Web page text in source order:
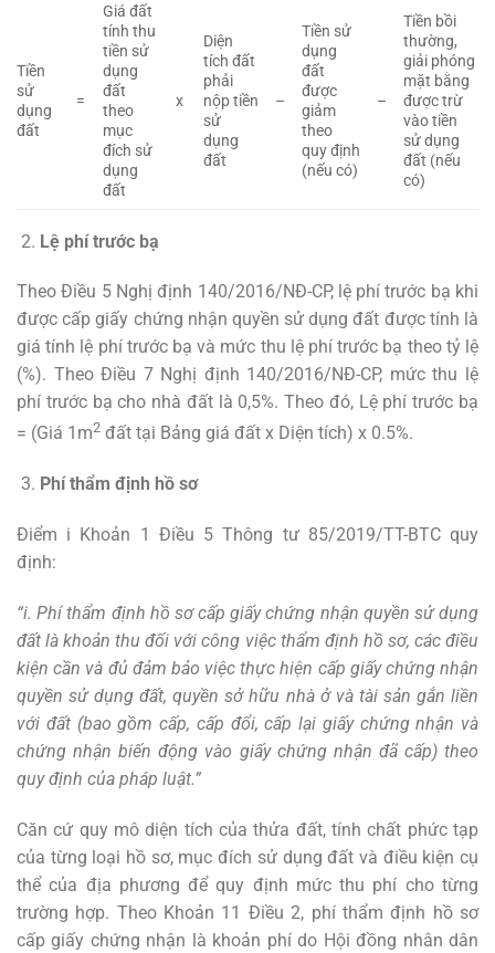
Tiền
sử
dụng
đất
=
Giá đất
tính thu
tiền sử
dụng
đất
theo
mục
đích sử
dụng
đất
x
Diện
tích đất
phải
nộp tiền
sử
dụng
đất
–
Tiền sử
dụng
đất
được
giảm
theo
quy định
(nếu có)
–
Tiền bồi
thường,
giải phóng
mặt bằng
được trừ
vào tiền
sử dụng
đất (nếu
có)
Lệ phí trước bạ
Theo Điều 5 Nghị định 140/2016/NĐ-CP, lệ phí trước bạ khi
được cấp giấy chứng nhận quyền sử dụng đất được tính là
giá tính lệ phí trước bạ và mức thu lệ phí trước bạ theo tỷ lệ
(%). Theo Điều 7 Nghị định 140/2016/NĐ-CP, mức thu lệ
phí trước bạ cho nhà đất là 0,5%. Theo đó, Lệ phí trước bạ
= (Giá 1m2 đất tại Bảng giá đất x Diện tích) x 0.5%.
Phí thẩm định hồ sơ
Điểm i Khoản 1 Điều 5 Thông tư 85/2019/TT-BTC quy
định:
“i.Phí thẩm định hồ sơ cấp giấy chứng nhận quyền sử dụng
đất là khoản thu đối với công việc thẩm định hồ sơ, các điều
kiện cần và đủ đảm bảo việc thực hiện cấp giấy chứng nhận
quyền sử dụng đất, quyền sở hữu nhà ở và tài sản gắn liền
với đất (bao gồm cấp, cấp đổi, cấp lại giấy chứng nhận và
chứng nhận biến động vào giấy chứng nhận đã cấp) theo
quy định của pháp luật.”
Căn cứ quy mô diện tích của thửa đất, tính chất phức tạp
của từng loại hồ sơ, mục đích sử dụng đất và điều kiện cụ
thể của địa phương để quy định mức thu phí cho từng
trường hợp. Theo Khoản 11 Điều 2, phí thẩm định hồ sơ
cấp giấy chứng nhận là khoản phí do Hội đồng nhân dân